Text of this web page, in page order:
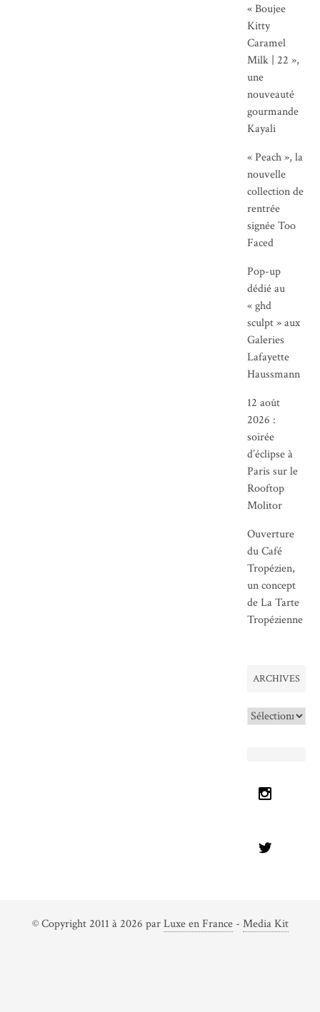
« Boujee
Kitty
Caramel
Milk | 22 »,
une
nouveauté
gourmande
Kayali
« Peach », la
nouvelle
collection de
rentrée
signée Too
Faced
Pop-up
dédié au
« ghd
sculpt » aux
Galeries
Lafayette
Haussmann
12 août
2026 :
soirée
d’éclipse à
Paris sur le
Rooftop
Molitor
Ouverture
du Café
Tropézien,
un concept
de La Tarte
Tropézienne
ARCHIVES
Archives
© Copyright 2011 à 2026 parLuxe en France- Media Kit